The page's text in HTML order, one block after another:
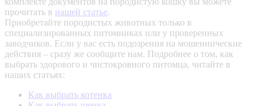
прочитать в нашей статье.
Приобретайте породистых животных только в
специализированных питомниках или у проверенных
заводчиков. Если у вас есть подозрения на мошеннические
действия – сразу же сообщите нам. Подробнее о том, как
выбрать здорового и чистокровного питомца, читайте в
наших статьях:
Как выбрать котенка